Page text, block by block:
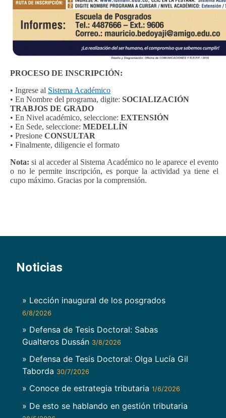
PROCESO DE INSCRIPCIÓN:
• Ingrese al Sistema Académico
• En Nombre del programa, digite: SOCIALIZACIÓN
TRABJOS DE GRADO
• En Nivel académico, seleccione: EXTENSIÓN
• En Sede, seleccione: MEDELLÍN
• Presione CONSULTAR
• Finalmente, diligencie el formato
Nota: si al acceder al Sistema Académico no le aparece el evento
o no le permite inscripción, es porque la actividad ya tiene el
cupo máximo. Gracias por la comprensión.
Noticias
» Lección inaugural de los posgrados
6/8/2026
» Defensa de Tesis Doctoral: Sabas
Gualteros Dussán 3/8/2026
» Defensa de Tesis Doctoral: Olga Lucía Gil
Taborda 30/7/2026
» Conoce de estrategia tributaria 1/6/2026
» De esto se hablando en gestión tributaria